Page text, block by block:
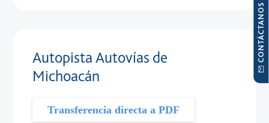
Autopista Autovías de
Michoacán
Transferencia directa a PDF
CONTÁCTANOS